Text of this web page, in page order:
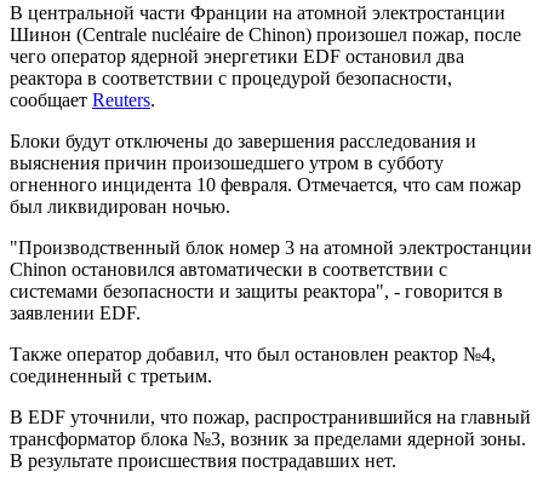
В центральной части Франции на атомной электростанции
Шинон (Centrale nucléaire de Chinon) произошел пожар, после
чего оператор ядерной энергетики EDF остановил два
реактора в соответствии с процедурой безопасности,
сообщает Reuters.
Блоки будут отключены до завершения расследования и
выяснения причин произошедшего утром в субботу
огненного инцидента 10 февраля. Отмечается, что сам пожар
был ликвидирован ночью.
"Производственный блок номер 3 на атомной электростанции
Chinon остановился автоматически в соответствии с
системами безопасности и защиты реактора", - говорится в
заявлении EDF.
Также оператор добавил, что был остановлен реактор №4,
соединенный с третьим.
В EDF уточнили, что пожар, распространившийся на главный
трансформатор блока №3, возник за пределами ядерной зоны.
В результате происшествия пострадавших нет.